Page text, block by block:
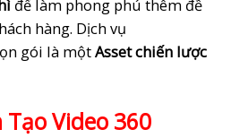
để làm phong phú thêm đề
hàng. Dịch vụ
gói là mộtAsset chiến lược
Tạo Video 360